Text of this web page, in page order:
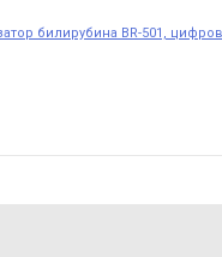
билирубина BR-501,